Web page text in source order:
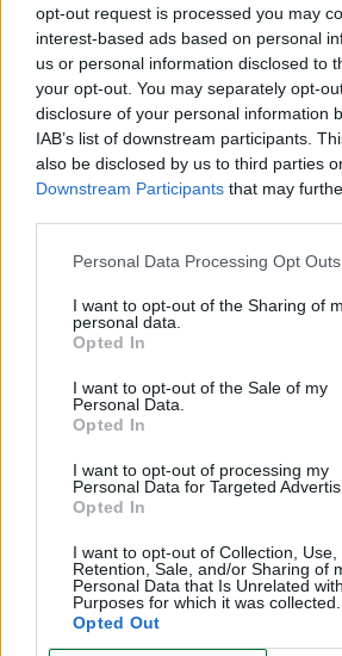
opt-out request is processed you may
interest-based ads based on personal
us or personal information disclosed to
your opt-out. You may separately opt-
disclosure of your personal information
IAB’s list of downstream participants.
also be disclosed by us to third parties
Downstream Participants that may
Personal Data Processing Opt Outs
I want to opt-out of the Sharing of
personal data.
Opted In
I want to opt-out of the Sale of my
Personal Data.
Opted In
I want to opt-out of processing my
Personal Data for Targeted
Opted In
I want to opt-out of Collection, Use,
Retention, Sale, and/or Sharing of
Personal Data that Is Unrelated
Purposes for which it was collected.
Opted Out
LEER
Beneficios de contar con una
crianza